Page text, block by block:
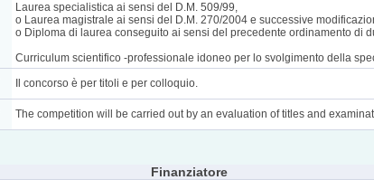
Laurea specialistica ai sensi del D.M. 509/99,
o Laurea magistrale ai sensi del D.M. 270/2004 e successive
o Diploma di laurea conseguito ai sensi del precedente ordinamento di
Curriculum scientifico -professionale idoneo per lo svolgimento della
Il concorso è per titoli e per colloquio.
The competition will be carried out by an evaluation of titles and
Finanziatore